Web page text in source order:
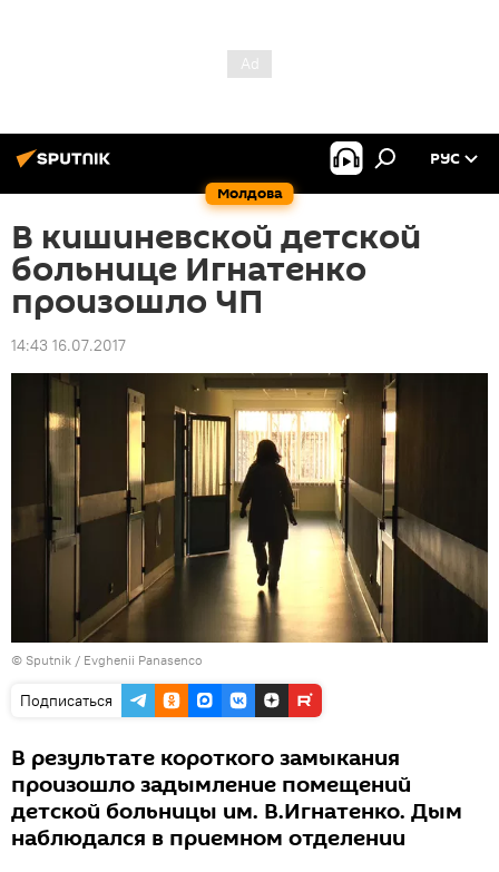
Молдова
РУС
В кишиневской детской
больнице Игнатенко
произошло ЧП
14:43 16.07.2017
© Sputnik / Evghenii Panasenco
Подписаться
В результате короткого замыкания
произошло задымление помещений
детской больницы им. В.Игнатенко. Дым
наблюдался в приемном отделении